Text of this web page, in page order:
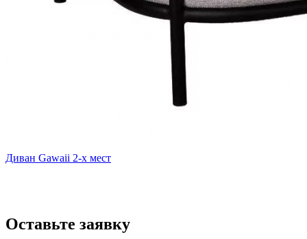
Диван Gawaii 2-х мест
Оставьте заявку